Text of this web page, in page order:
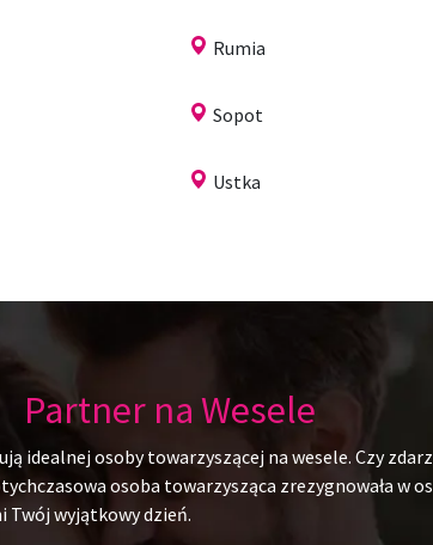
Rumia
Sopot
Ustka
Partner na Wesele
osoby towarzyszącej na wesele. Czy
osoba towarzysząca zrezygnowała
Twój wyjątkowy dzień.